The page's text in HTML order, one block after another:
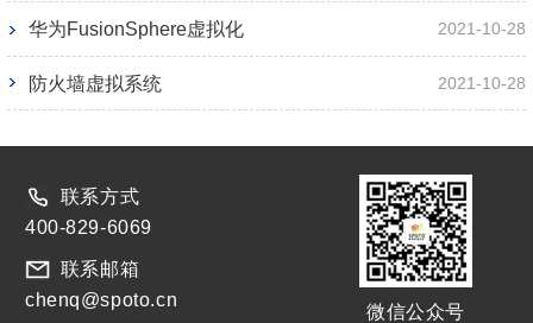
华为FusionSphere虚拟化 2021-10-28
防火墙虚拟系统 2021-10-28
联系方式
400-829-6069
联系邮箱
chenq@spoto.cn
微信公众号